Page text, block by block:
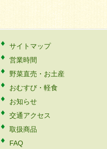
サイトマップ
営業時間
野菜直売・お土産
おむすび・軽食
お知らせ
交通アクセス
取扱商品
FAQ